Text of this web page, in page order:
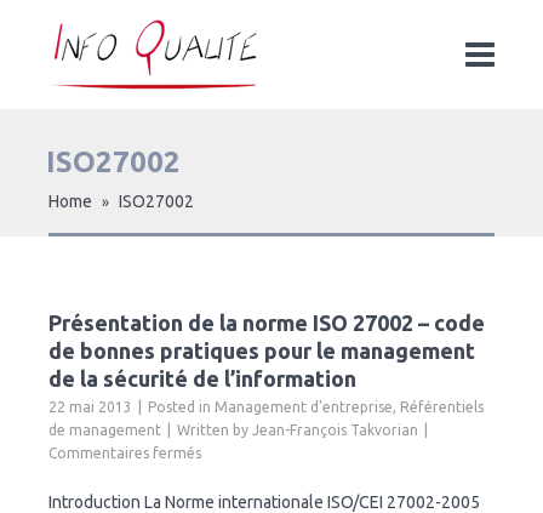
ISO27002
Home » ISO27002
Présentation de la norme ISO 27002 – code
de bonnes pratiques pour le management
de la sécurité de l’information
22 mai 2013 Posted in Management d'entreprise, Référentiels
de management
Written by Jean-François Takvorian
Commentaires ferméssur
de
Introduction La Norme internationale ISO/CEI 27002-2005